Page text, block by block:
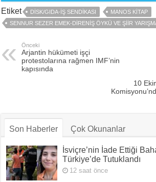
Etiket DİSK/GIDA-İŞ SENDIKASI
MANOS KITAP
SENNUR SEZER EMEK-DIRENIŞ ÖYKÜ VE ŞIIR
Önceki
Arjantin hükümeti işçi
protestolarına rağmen IMF’nin
kapısında
10
Son Haberler Çok Okunanlar
İsviçre’nin İade Ettiği
Türkiye’de Tutuklandı
12 saat önce